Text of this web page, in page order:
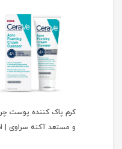
کرم پاک کننده پوست چرب
و مستعد آکنه سراوی | اصل